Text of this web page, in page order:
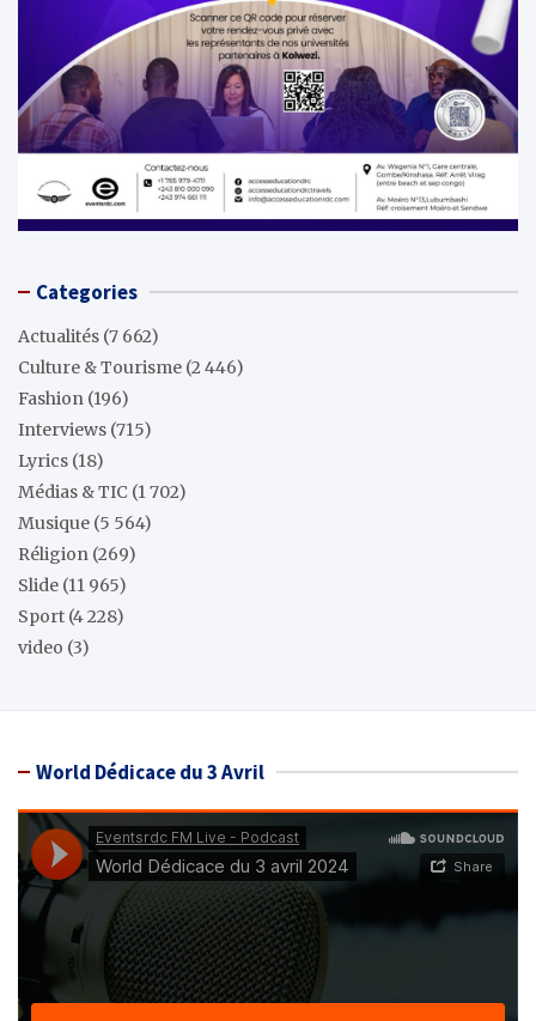
Categories
Actualités (7 662)
Culture & Tourisme (2 446)
Fashion (196)
Interviews (715)
Lyrics (18)
Médias & TIC (1 702)
Musique (5 564)
Réligion (269)
Slide (11 965)
Sport (4 228)
video (3)
World Dédicace du 3 Avril